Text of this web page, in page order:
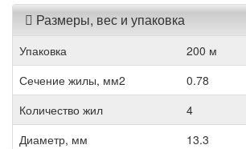
Размеры, вес и упаковка
Упаковка
200 м
Сечение жилы, мм2
0.78
Количество жил
4
Диаметр, мм
13.3